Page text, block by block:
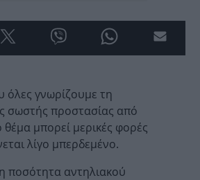
γνωρίζουμε τη
σωστής προστασίας από
θέμα μπορεί μερικές φορές
λίγο μπερδεμένο.
ποσότητα αντηλιακού